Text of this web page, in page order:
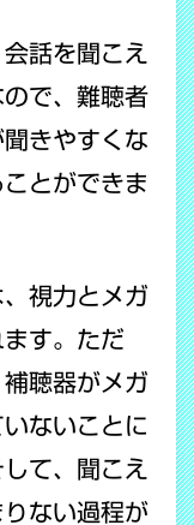
話を聞こえ
で、難聴者
きやすくな
とができま
視力とメガ
す。ただ
聴器がメガ
ないことに
て、聞こえ
ない過程が